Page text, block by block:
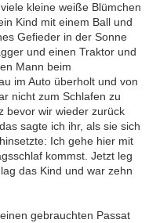
kleine weiße Blümchen
Kind mit einem Ball und
Gefieder in der Sonne
und einen Traktor und
Mann beim
im Auto überholt und von
nicht zum Schlafen zu
bevor wir wieder zurück
sagte ich ihr, als sie sich
Ich gehe hier mit
kommst. Jetzt leg
das Kind und war zehn
gebrauchten Passat